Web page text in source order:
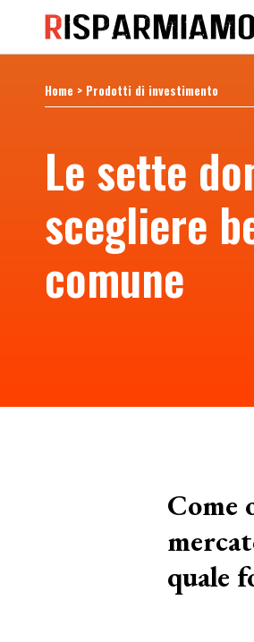
Home > Prodotti di investimento
Le sette
scegliere
comune
Come
quale